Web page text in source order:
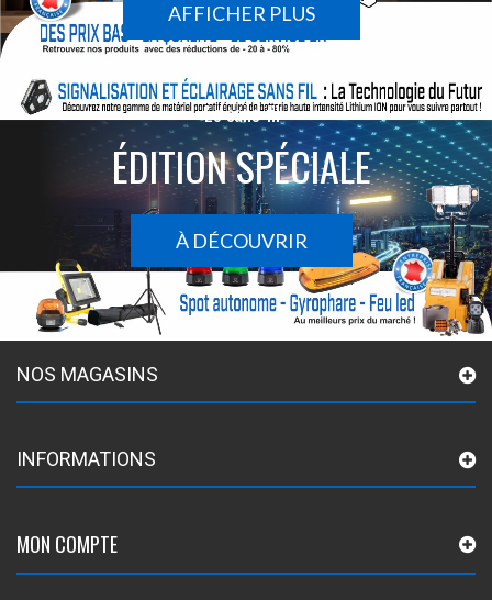
AFFICHER PLUS
Le sans-fil
ÉDITION SPÉCIALE
À DÉCOUVRIR
NOS MAGASINS
INFORMATIONS
MON COMPTE